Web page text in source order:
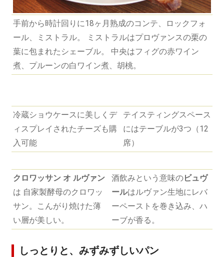
手前から時計回りに18ヶ月熟成のコンテ、ロックフォ
ール、ミストラル。 ミストラルはプロヴァンスの栗の
葉に包まれたシェーブル。 中央はフィグの赤ワイン
煮、プルーンの白ワイン煮、胡桃。
冷蔵ショウケースに美しくデ
ィスプレイされたチーズも購
入可能
テイスティングスペース
にはテーブルが3つ（12
席）
クロワッサン オ ルヴァン
は 自家製酵母のクロワッ
サン。こんがり焼けた薄
い層が美しい。
酒飲みという意味のビュヴ
ールはルヴァン生地にレバ
ーペーストを巻き込み、ハ
ーブが香る。
しっとりと、みずみずしいパン